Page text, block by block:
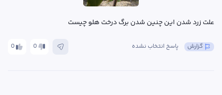
علت زرد شدن این چنین شدن برگ درخت هلو چیست
0 0 پاسخ انتخاب نشده گزارش